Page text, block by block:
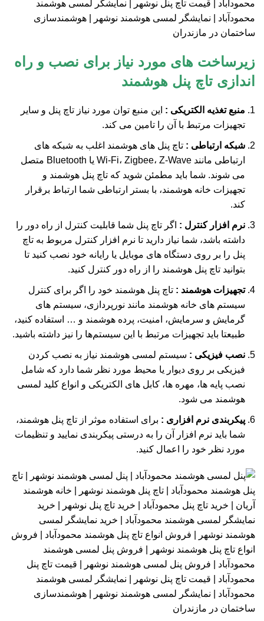
زیرساخت‌ های مورد نیاز برای نصب و راه‌
اندازی تاچ پنل هوشمند
منبع تغذیه الکتریکی : این منبع توان مورد نیاز تاچ پنل و سایر
تجهیزات مرتبط با آن را تامین می کند.
شبکه ارتباطی : تاچ پنل‌ های هوشمند اغلب به شبکه‌ های
ارتباطی مانند Wi-Fi، Zigbee، Z-Wave یا Bluetooth متصل
می‌ شوند. شما باید مطمئن شوید که تاچ پنل هوشمند و
تجهیزات خانه هوشمند، با بستر ارتباطی شما ارتباط برقرار
کند.
نرم‌ افزار کنترل : اگر تاچ پنل شما قابلیت کنترل از راه دور را
داشته باشد، شما نیاز دارید تا نرم‌ افزار کنترل مربوط به تاچ
پنل را بر روی دستگاه‌ های موبایل یا رایانه خود نصب کنید تا
بتوانید تاچ پنل هوشمند را از راه دور کنترل کنید.
تجهیزات هوشمند : تاچ پنل هوشمند خود را اگر برای کنترل
سیستم‌ های خانه هوشمند مانند نورپردازی، سیستم‌ های
گرمایش و سرمایش، امنیت، پرده هوشمند و … استفاده کنید،
طبیعتا باید تجهیزات مرتبط با این سیستم‌ها را نیز داشته باشید.
نصب فیزیکی : سیستم لمسی هوشمند نیاز به نصب کردن
فیزیکی بر روی دیوار یا محیط مورد نظر شما دارد که شامل
نصب پایه‌ ها، مهره‌ ها، کابل‌ های الکتریکی و انواع کلید لمسی
هوشمند می شود.
پیکربندی نرم‌ افزاری : برای استفاده موثر از تاچ پنل هوشمند،
شما باید نرم‌ افزار آن را به درستی پیکربندی نمایید و تنظیمات
مورد نظر خود را اعمال کنید.